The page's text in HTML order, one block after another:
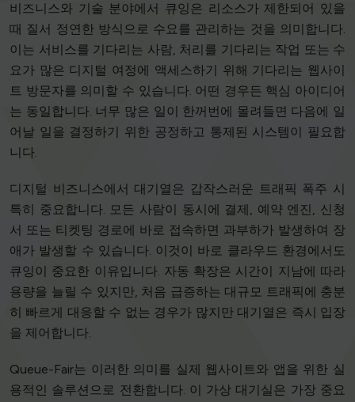
비즈니스와 기술 분야에서 큐잉은 리소스가 제한되어 있을
때 질서 정연한 방식으로 수요를 관리하는 것을 의미합니다.
이는 서비스를 기다리는 사람, 처리를 기다리는 작업 또는 수
요가 많은 디지털 여정에 액세스하기 위해 기다리는 웹사이
트 방문자를 의미할 수 있습니다. 어떤 경우든 핵심 아이디어
는 동일합니다. 너무 많은 일이 한꺼번에 몰려들면 다음에 일
어날 일을 결정하기 위한 공정하고 통제된 시스템이 필요합
니다.
디지털 비즈니스에서 대기열은 갑작스러운 트래픽 폭주 시
특히 중요합니다. 모든 사람이 동시에 결제, 예약 엔진, 신청
서 또는 티켓팅 경로에 바로 접속하면 과부하가 발생하여 장
애가 발생할 수 있습니다. 이것이 바로 클라우드 환경에서도
큐잉이 중요한 이유입니다. 자동 확장은 시간이 지남에 따라
용량을 늘릴 수 있지만, 처음 급증하는 대규모 트래픽에 충분
히 빠르게 대응할 수 없는 경우가 많지만 대기열은 즉시 입장
을 제어합니다.
Queue-Fair는 이러한 의미를 실제 웹사이트와 앱을 위한 실
용적인 솔루션으로 전환합니다. 이 가상 대기실은 가장 중요